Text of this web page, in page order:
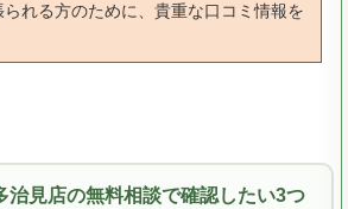
れる方のために、貴重な口コミ情報を
治見店の無料相談で確認したい3つ